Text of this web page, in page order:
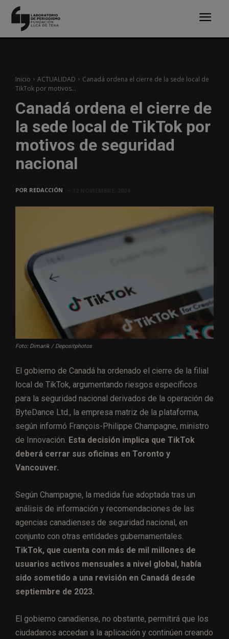
Inicio ACTUALIDAD
Canadá ordena el cierre de la sede local de
TikTok por motivos...
Canadá ordena el cierre de
la sede local de TikTok por
motivos de seguridad
nacional
POR REDACCIÓN
Foto: Dimarik / Depositphotos
El gobierno de Canadá ha ordenado el cierre de la filial
local de TikTok, argumentando riesgos específicos
para la seguridad nacional derivados de la operación de
ByteDance Ltd., la empresa matriz de la plataforma,
según informó François-Philippe Champagne, ministro
de Innovación. Esta decisión implica que TikTok
deberá cerrar sus oficinas en Toronto y
Vancouver.
Según Champagne, la medida fue adoptada tras un
análisis de información y recomendaciones de las
agencias canadienses de seguridad nacional, en
conjunto con otras entidades gubernamentales.
TikTok, que cuenta con más de mil millones de
usuarios activos mensuales a nivel global, había
sido sometido a una revisión en Canadá desde
septiembre de 2023.
El gobierno canadiense, no obstante, permitirá que los
ciudadanos accedan a la aplicación y continúen creando